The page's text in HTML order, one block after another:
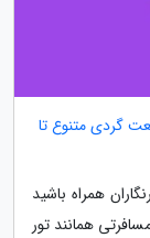
گردی متنوع تا
همراه باشید
همانند تور